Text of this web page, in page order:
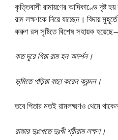
কৃত্তিবাসী রামায়ণের আদিকাণ্ডে দৃষ্ট
রাম লক্ষণকে নিয়ে যাচ্ছেন। বিদায়
করুণ রস সৃষ্টিতে বিশেষ সহায়ক
কত দূরে গিয়া রাম হন অদর্শন।
ভূমিতে পড়িয়া বাছা করেন ক্রন্দন।
তবে পিতার মতই রামলক্ষ্মণও থেমে
রাজার দুঃখেতে দুঃখী শ্রীরাম লক্ষণ।